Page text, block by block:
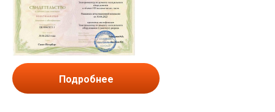
Подробнее